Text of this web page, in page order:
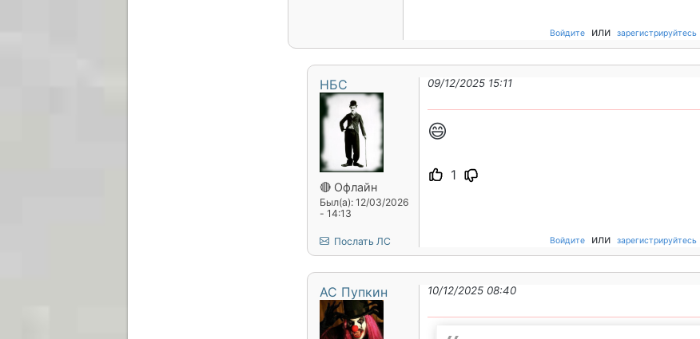
Войдите или зарегистрируйтесь
НБС
🔴 Офлайн
Был(а): 12/03/2026
- 14:13
Послать ЛС
09/12/2025 15:11
😄
1
Войдите или зарегистрируйтесь
АС Пупкин 10/12/2025 08:40